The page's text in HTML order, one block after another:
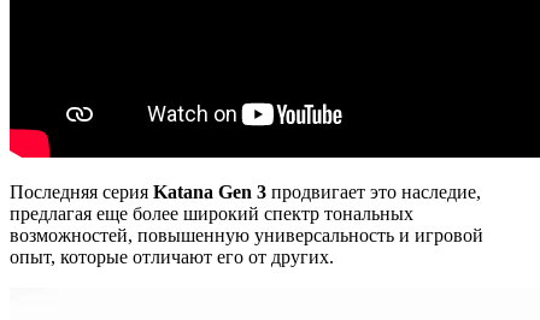
Последняя серия Katana Gen 3 продвигает это наследие,
предлагая еще более широкий спектр тональных
возможностей, повышенную универсальность и игровой
опыт, которые отличают его от других.